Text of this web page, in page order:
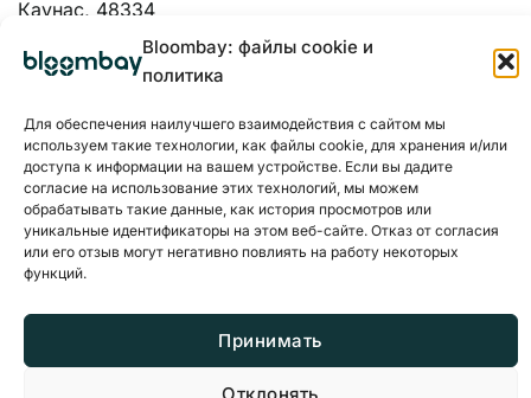
Bloombay: файлы cookie и
политика
Для обеспечения наилучшего взаимодействия с сайтом мы
используем такие технологии, как файлы cookie, для хранения и/или
доступа к информации на вашем устройстве. Если вы дадите
согласие на использование этих технологий, мы можем
обрабатывать такие данные, как история просмотров или
уникальные идентификаторы на этом веб-сайте. Отказ от согласия
или его отзыв могут негативно повлиять на работу некоторых
функций.
Принимать
Каунас, 48334
Политика конфиденциальности